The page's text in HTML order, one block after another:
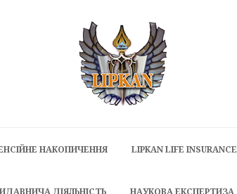
НАКОПИЧЕННЯ LIPKAN LIFE INSURANCE
ДІЯЛЬНІСТЬ НАУКОВА ЕКСПЕРТИЗА